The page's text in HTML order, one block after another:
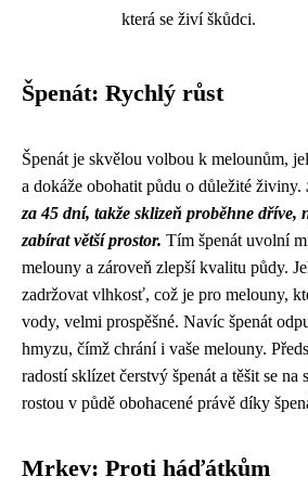
která se živí škůdci.
Špenát: Rychlý růst
Špenát je skvělou volbou k melounům,
a dokáže obohatit půdu o důležité živiny.
za 45 dní, takže sklizeň proběhne dříve,
zabírat větší prostor. Tím špenát uvolní
melouny a zároveň zlepší kvalitu půdy.
zadržovat vlhkosť, což je pro melouny,
vody, velmi prospěšné. Navíc špenát
hmyzu, čímž chrání i vaše melouny.
radostí sklízet čerstvý špenát a těšit se na
rostou v půdě obohacené právě díky
Mrkev: Proti háďátkům